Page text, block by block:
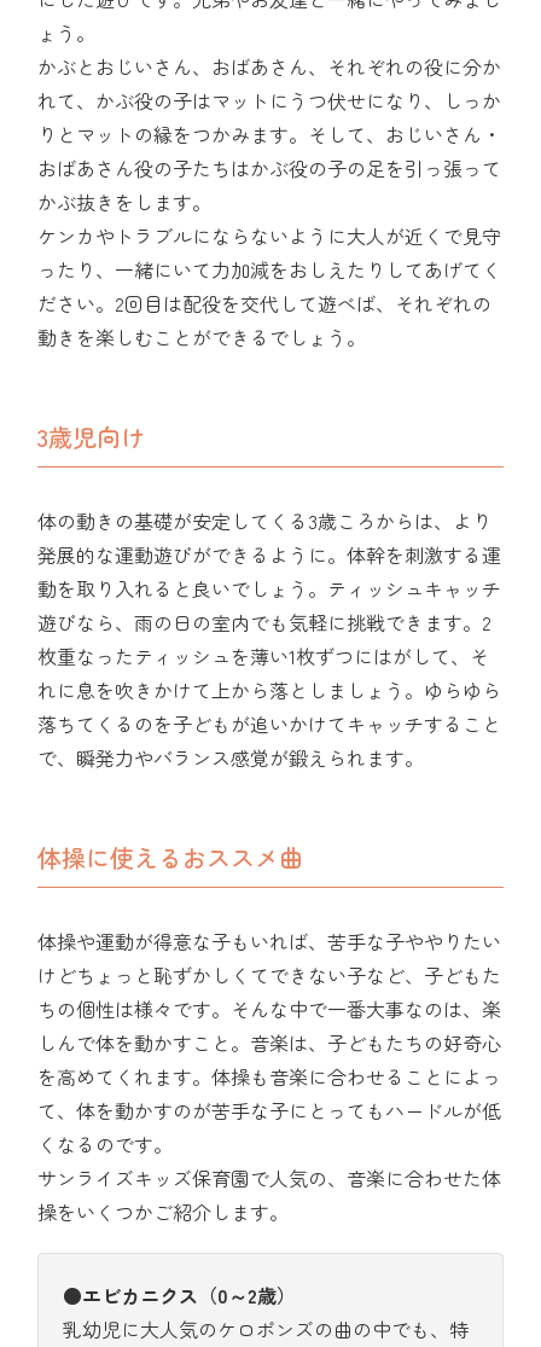
ょう。
かぶとおじいさん、おばあさん、それぞれの役に分か
れて、かぶ役の子はマットにうつ伏せになり、しっか
りとマットの縁をつかみます。そして、おじいさん・
おばあさん役の子たちはかぶ役の子の足を引っ張って
かぶ抜きをします。
ケンカやトラブルにならないように大人が近くで見守
ったり、一緒にいて力加減をおしえたりしてあげてく
ださい。2回目は配役を交代して遊べば、それぞれの
動きを楽しむことができるでしょう。
3歳児向け
体の動きの基礎が安定してくる3歳ころからは、より
発展的な運動遊びができるように。体幹を刺激する運
動を取り入れると良いでしょう。ティッシュキャッチ
遊びなら、雨の日の室内でも気軽に挑戦できます。2
枚重なったティッシュを薄い1枚ずつにはがして、そ
れに息を吹きかけて上から落としましょう。ゆらゆら
落ちてくるのを子どもが追いかけてキャッチすること
で、瞬発力やバランス感覚が鍛えられます。
体操に使えるおススメ曲
体操や運動が得意な子もいれば、苦手な子ややりたい
けどちょっと恥ずかしくてできない子など、子どもた
ちの個性は様々です。そんな中で一番大事なのは、楽
しんで体を動かすこと。音楽は、子どもたちの好奇心
を高めてくれます。体操も音楽に合わせることによっ
て、体を動かすのが苦手な子にとってもハードルが低
くなるのです。
サンライズキッズ保育園で人気の、音楽に合わせた体
操をいくつかご紹介します。
●エビカニクス（0～2歳）
乳幼児に大人気のケロポンズの曲の中でも、特